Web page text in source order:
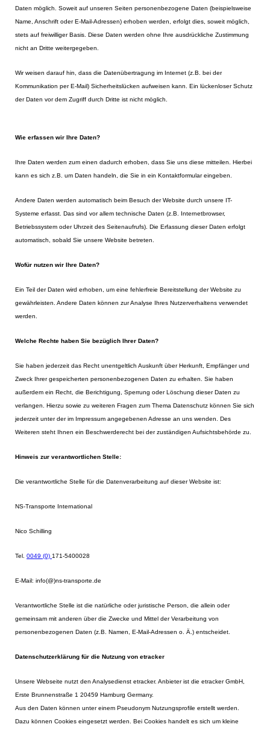
Daten möglich. Soweit auf unseren Seiten personenbezogene Daten (beispielsweise
Name, Anschrift oder E-Mail-Adressen) erhoben werden, erfolgt dies, soweit möglich,
stets auf freiwilliger Basis. Diese Daten werden ohne Ihre ausdrückliche Zustimmung
nicht an Dritte weitergegeben.
Wir weisen darauf hin, dass die Datenübertragung im Internet (z.B. bei der
Kommunikation per E-Mail) Sicherheitslücken aufweisen kann. Ein lückenloser Schutz
der Daten vor dem Zugriff durch Dritte ist nicht möglich.
Wie erfassen wir Ihre Daten?
Ihre Daten werden zum einen dadurch erhoben, dass Sie uns diese mitteilen. Hierbei
kann es sich z.B. um Daten handeln, die Sie in ein Kontaktformular eingeben.
Andere Daten werden automatisch beim Besuch der Website durch unsere IT-
Systeme erfasst. Das sind vor allem technische Daten (z.B. Internetbrowser,
Betriebssystem oder Uhrzeit des Seitenaufrufs). Die Erfassung dieser Daten erfolgt
automatisch, sobald Sie unsere Website betreten.
Wofür nutzen wir Ihre Daten?
Ein Teil der Daten wird erhoben, um eine fehlerfreie Bereitstellung der Website zu
gewährleisten. Andere Daten können zur Analyse Ihres Nutzerverhaltens verwendet
werden.
Welche Rechte haben Sie bezüglich Ihrer Daten?
Sie haben jederzeit das Recht unentgeltlich Auskunft über Herkunft, Empfänger und
Zweck Ihrer gespeicherten personenbezogenen Daten zu erhalten. Sie haben
außerdem ein Recht, die Berichtigung, Sperrung oder Löschung dieser Daten zu
verlangen. Hierzu sowie zu weiteren Fragen zum Thema Datenschutz können Sie sich
jederzeit unter der im Impressum angegebenen Adresse an uns wenden. Des
Weiteren steht Ihnen ein Beschwerderecht bei der zuständigen Aufsichtsbehörde zu.
Hinweis zur verantwortlichen Stelle:
Die verantwortliche Stelle für die Datenverarbeitung auf dieser Website ist:
NS-Transporte International
Nico Schilling
Tel. 0049 (0) 171-5400028
E-Mail: info(@)ns-transporte.de
Verantwortliche Stelle ist die natürliche oder juristische Person, die allein oder
gemeinsam mit anderen über die Zwecke und Mittel der Verarbeitung von
personenbezogenen Daten (z.B. Namen, E-Mail-Adressen o. Ä.) entscheidet.
Datenschutzerklärung für die Nutzung von etracker
Unsere Webseite nutzt den Analysedienst etracker. Anbieter ist die etracker GmbH,
Erste Brunnenstraße 1 20459 Hamburg Germany.
Aus den Daten können unter einem Pseudonym Nutzungsprofile erstellt werden.
Dazu können Cookies eingesetzt werden. Bei Cookies handelt es sich um kleine